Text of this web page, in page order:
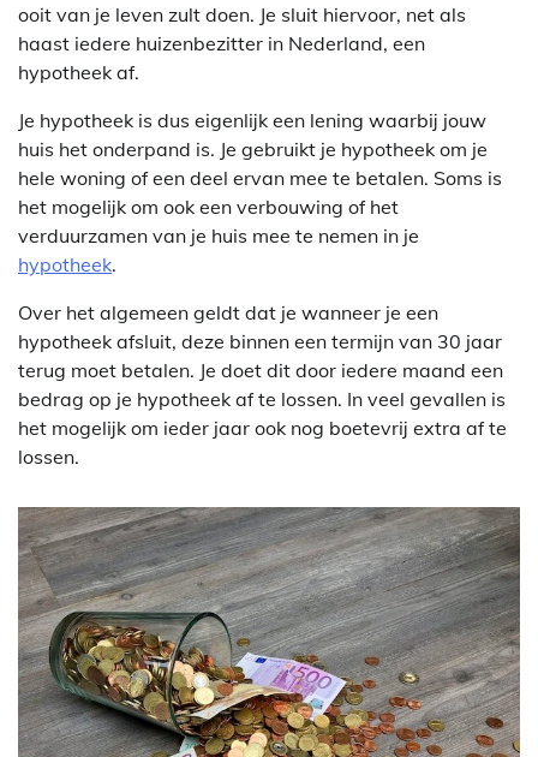
ooit van je leven zult doen. Je sluit hiervoor, net als
haast iedere huizenbezitter in Nederland, een
hypotheek af.
Je hypotheek is dus eigenlijk een lening waarbij jouw
huis het onderpand is. Je gebruikt je hypotheek om je
hele woning of een deel ervan mee te betalen. Soms is
het mogelijk om ook een verbouwing of het
verduurzamen van je huis mee te nemen in je
hypotheek.
Over het algemeen geldt dat je wanneer je een
hypotheek afsluit, deze binnen een termijn van 30 jaar
terug moet betalen. Je doet dit door iedere maand een
bedrag op je hypotheek af te lossen. In veel gevallen is
het mogelijk om ieder jaar ook nog boetevrij extra af te
lossen.